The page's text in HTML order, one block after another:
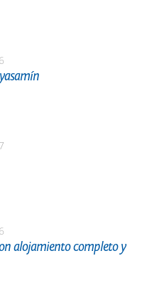
alojamiento completo y